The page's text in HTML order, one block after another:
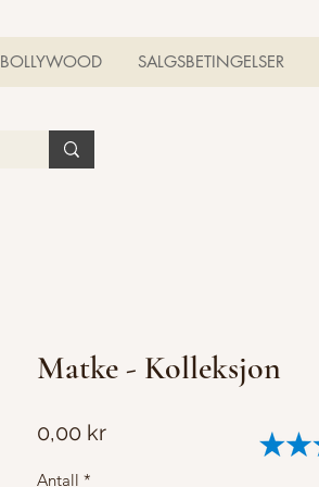
BOLLYWOOD SALGSBETINGELSER
Matke - Kolleksjon
0,00 krPris
Antall *